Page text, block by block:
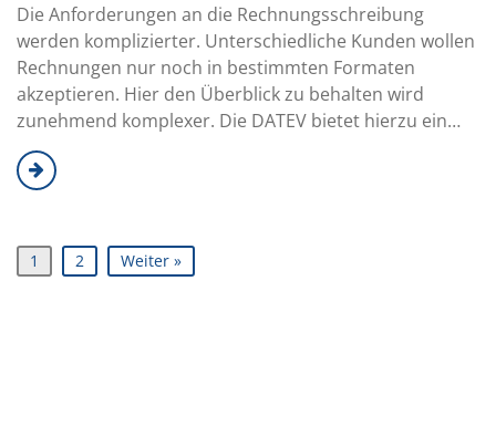
Die Anforderungen an die Rechnungsschreibung
werden komplizierter. Unterschiedliche Kunden wollen
Rechnungen nur noch in bestimmten Formaten
akzeptieren. Hier den Überblick zu behalten wird
zunehmend komplexer. Die DATEV bietet hierzu ein…
1 2 Weiter »